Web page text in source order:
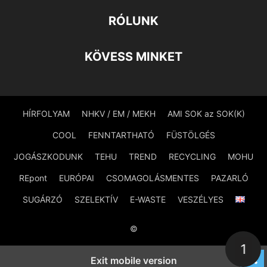
RÓLUNK
KÖVESS MINKET
HÍRFOLYAM NHKV / EM / MEKH AMI SOK az SOK(K)
COOL FENNTARTHATÓ FÜSTÖLGÉS
JOGÁSZKODUNK TEHU TREND RECYCLING MOHU
REpont EURÓPAI CSOMAGOLÁSMENTES PAZARLÓ
SUGÁRZÓ SZELEKTÍV E-WASTE VESZÉLYES
©
1
Exit mobile version